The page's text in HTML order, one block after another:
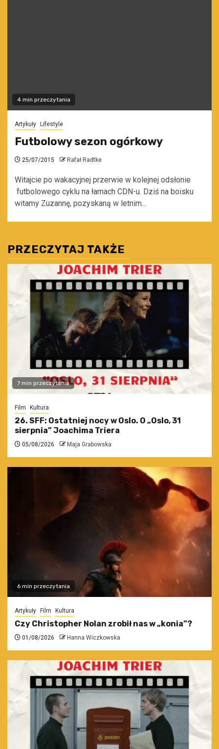
4 min przeczytania
Artykuły Lifestyle
Futbolowy sezon ogórkowy
25/07/2015 Rafał Radtke
Witajcie po wakacyjnej przerwie w kolejnej odsłonie
futbolowego cyklu na łamach CDN-u. Dziś na boisku
witamy Zuzannę, pozyskaną w letnim...
PRZECZYTAJ TAKŻE
7 min przeczytania
Film Kultura
26. SFF: Ostatniej nocy w Oslo. O „Oslo, 31
sierpnia” Joachima Triera
05/08/2026 Maja Grabowska
6 min przeczytania
Artykuły Film Kultura
Czy Christopher Nolan zrobił nas w „konia”?
01/08/2026 Hanna Wiczkowska